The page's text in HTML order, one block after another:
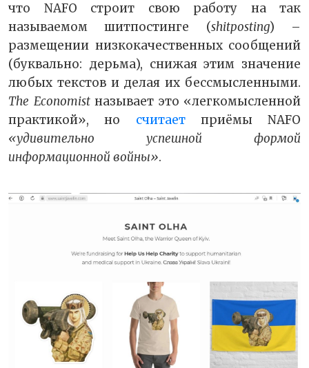
что NAFO строит свою работу на так
называемом шитпостинге (shitposting) –
размещении низкокачественных сообщений
(буквально: дерьма), снижая этим значение
любых текстов и делая их бессмысленными.
The Economistназывает это «легкомысленной
практикой», но считаетприёмы NAFO
«удивительно успешной формой
информационной войны».